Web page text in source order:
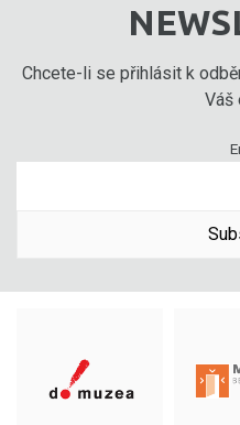
Chcete-li se přihlásit k
Váš